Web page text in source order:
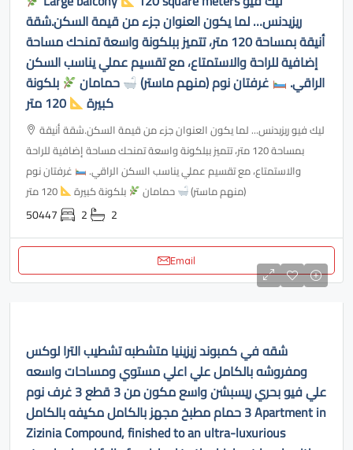
ريزيدنس… لما يكون العنوان جزء من قيمة السكن.شقة
أنيقة بمساحة 120 متر، تتميز ببلكونة واسعة تمنحك مساحة
إضافية للراحة والاستمتاع، مع تقسيم عملي يناسب السكن
الراقي.
غرفتان نوم (منهم ماستر) حمامان
بلكونة
كبيرة
ليك فيو ريزيدنس... لما يكون العنوان جزء من قيمة السكن.شقة أنيقة
بمساحة 120 متر، تتميز ببلكونة واسعة تمنحك مساحة إضافية للراحة
والاستمتاع، مع تقسيم عملي يناسب السكن الراقي.
غرفتان نوم
(منهم ماستر)
حمامان بلكونة كبيرة
50447 2 2
Email
شقه في كمبوند زيزينيا متشطبه تشطيب الترا لوكس
ومفروشه بالكامل علي اعلي مستوي ومساحات واسعه
علي فيو بحري ريسبشن واسع مكون من 3 قطع 3 غرف نوم
3 حمام مطبخ مجهز بالكامل مكيفه بالكامل Apartment in
Zizinia Compound, finished to an ultra-luxurious